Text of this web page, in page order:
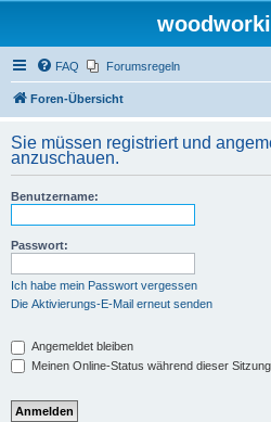
FAQ Forumsregeln
Foren-Übersicht
Sie müssen registriert und
anzuschauen.
Benutzername:
Passwort:
Ich habe mein Passwort vergessen
Die Aktivierungs-E-Mail erneut senden
Angemeldet bleiben
Meinen Online-Status während dieser